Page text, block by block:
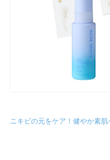
ニキビの元をケア！健やか素肌